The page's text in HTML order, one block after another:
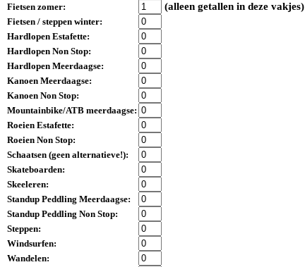
Fietsen zomer: (alleen getallen in deze vakjes)
Fietsen / steppen winter:
Hardlopen Estafette:
Hardlopen Non Stop:
Hardlopen Meerdaagse:
Kanoen Meerdaagse:
Kanoen Non Stop:
Mountainbike/ATB meerdaagse:
Roeien Estafette:
Roeien Non Stop:
Schaatsen (geen alternatieve!):
Skateboarden:
Skeeleren:
Standup Peddling Meerdaagse:
Standup Peddling Non Stop:
Steppen:
Windsurfen:
Wandelen: